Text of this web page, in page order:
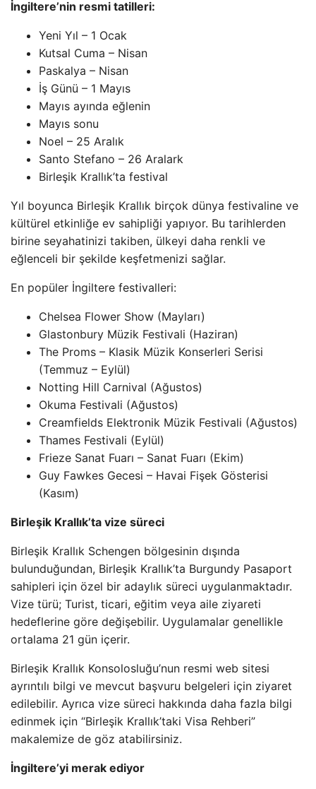
İngiltere’nin resmi tatilleri:
Yeni Yıl – 1 Ocak
Kutsal Cuma – Nisan
Paskalya – Nisan
İş Günü – 1 Mayıs
Mayıs ayında eğlenin
Mayıs sonu
Noel – 25 Aralık
Santo Stefano – 26 Aralark
Birleşik Krallık’ta festival
Yıl boyunca Birleşik Krallık birçok dünya festivaline ve
kültürel etkinliğe ev sahipliği yapıyor. Bu tarihlerden
birine seyahatinizi takiben, ülkeyi daha renkli ve
eğlenceli bir şekilde keşfetmenizi sağlar.
En popüler İngiltere festivalleri:
Chelsea Flower Show (Mayları)
Glastonbury Müzik Festivali (Haziran)
The Proms – Klasik Müzik Konserleri Serisi
(Temmuz – Eylül)
Notting Hill Carnival (Ağustos)
Okuma Festivali (Ağustos)
Creamfields Elektronik Müzik Festivali (Ağustos)
Thames Festivali (Eylül)
Frieze Sanat Fuarı – Sanat Fuarı (Ekim)
Guy Fawkes Gecesi – Havai Fişek Gösterisi
(Kasım)
Birleşik Krallık’ta vize süreci
Birleşik Krallık Schengen bölgesinin dışında
bulunduğundan, Birleşik Krallık’ta Burgundy Pasaport
sahipleri için özel bir adaylık süreci uygulanmaktadır.
Vize türü; Turist, ticari, eğitim veya aile ziyareti
hedeflerine göre değişebilir. Uygulamalar genellikle
ortalama 21 gün içerir.
Birleşik Krallık Konsolosluğu’nun resmi web sitesi
ayrıntılı bilgi ve mevcut başvuru belgeleri için ziyaret
edilebilir. Ayrıca vize süreci hakkında daha fazla bilgi
edinmek için “Birleşik Krallık’taki Visa Rehberi”
makalemize de göz atabilirsiniz.
İngiltere’yi merak ediyor